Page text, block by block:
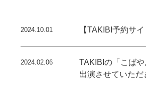
2024.10.01 【TAKIBI予約サ
2024.02.06
TAKIBIの「こば
出演させていただ